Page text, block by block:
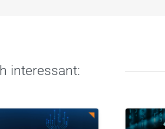
interessant: